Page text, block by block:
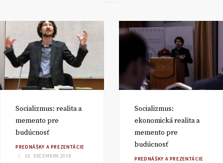
Socializmus: realita a
memento pre
budúcnosť
PREDNÁŠKY A PREZENTÁCIE
10. DECEMBRA 2019
Socializmus:
ekonomická realita a
memento pre
budúcnosť
PREDNÁŠKY A PREZENTÁCIE